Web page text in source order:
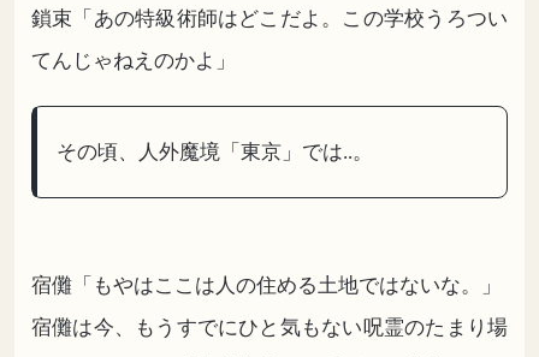
鎖束「あの特級術師はどこだよ。この学校うろつい
てんじゃねえのかよ」
その頃、人外魔境「東京」では..。
宿儺「もやはここは人の住める土地ではないな。」
宿儺は今、もうすでにひと気もない呪霊のたまり場